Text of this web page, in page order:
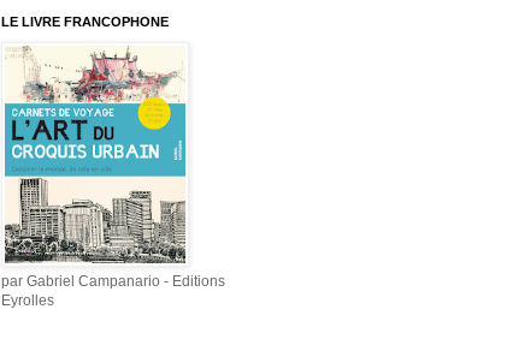
LE LIVRE FRANCOPHONE
par Gabriel Campanario - Editions
Eyrolles